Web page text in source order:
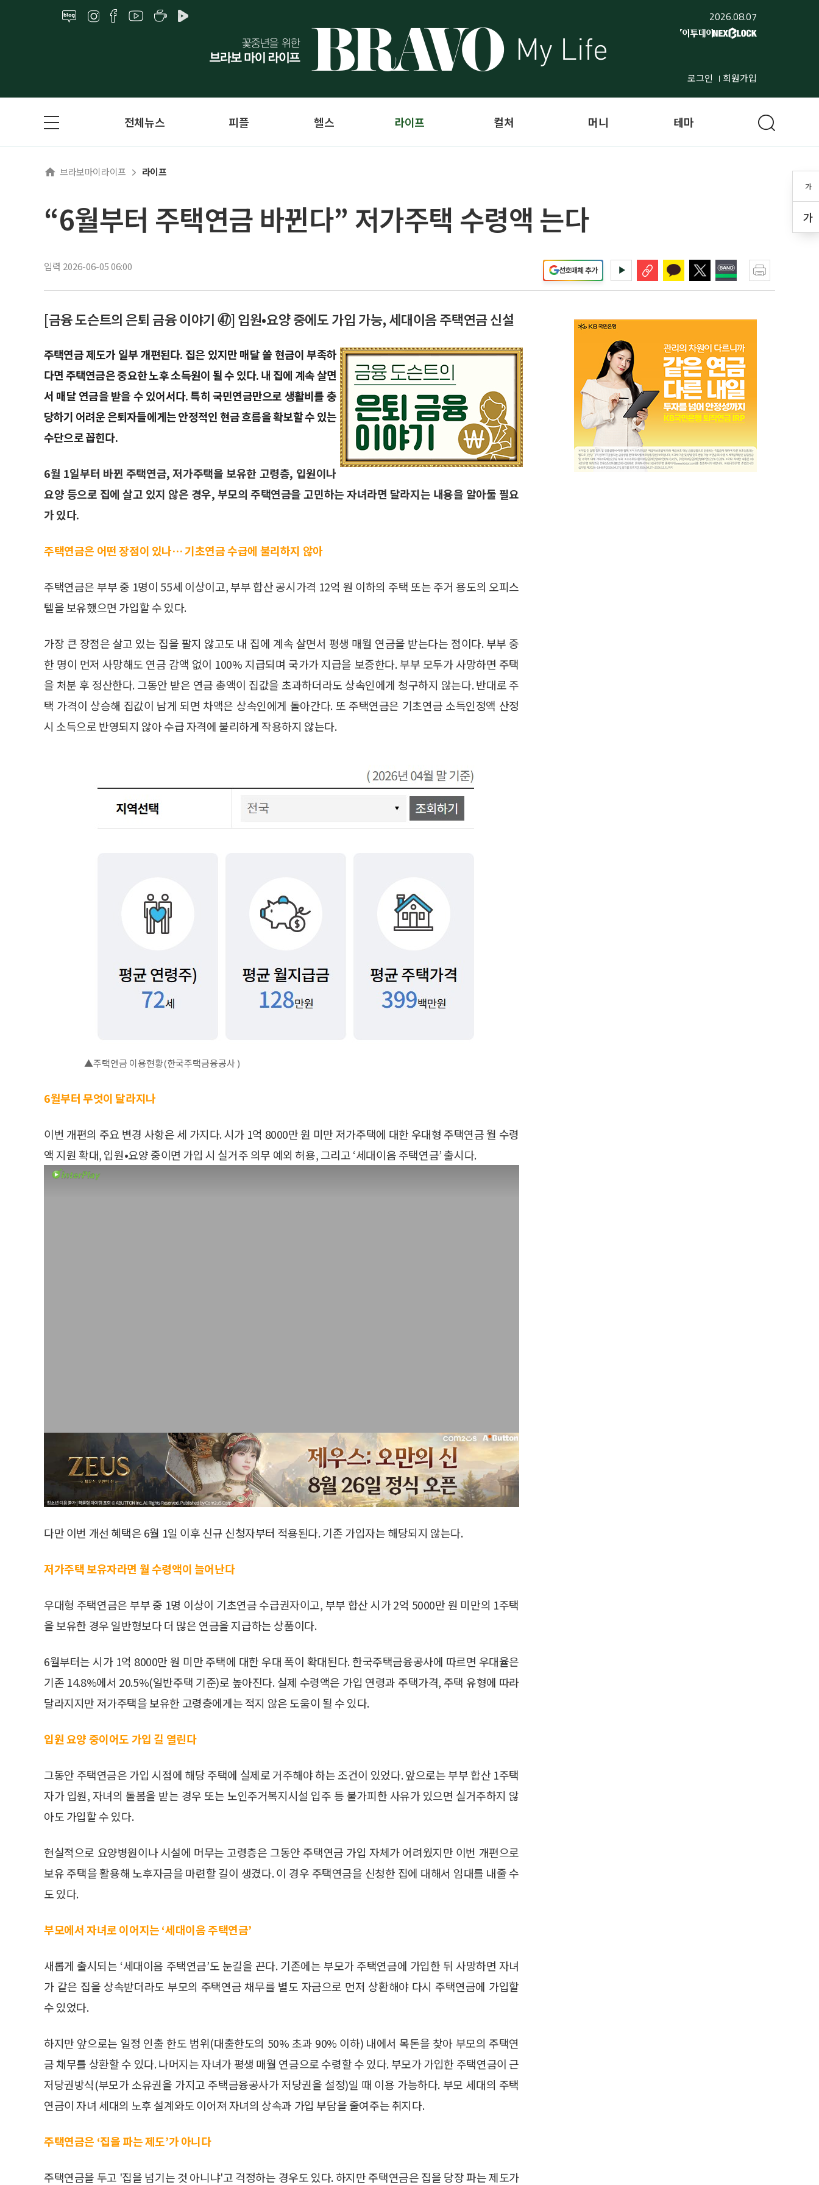
2026.08.07
로그인 회원가입
가
가
전체뉴스 피플 헬스 라이프 컬처 머니 테마
브라보마이라이프 라이프
“6월부터 주택연금 바뀐다” 저가주택 수령액 는다
입력 2026-06-05 06:00 선호매체 추가
[금융 도슨트의 은퇴 금융 이야기 ㊼] 입원•요양 중에도 가입 가능, 세대이음 주택연금 신설
주택연금 제도가 일부 개편된다. 집은 있지만 매달 쓸 현금이 부족하
다면 주택연금은 중요한 노후 소득원이 될 수 있다. 내 집에 계속 살면
서 매달 연금을 받을 수 있어서다. 특히 국민연금만으로 생활비를 충
당하기 어려운 은퇴자들에게는 안정적인 현금 흐름을 확보할 수 있는
수단으로 꼽힌다.
6월 1일부터 바뀐 주택연금, 저가주택을 보유한 고령층, 입원이나
요양 등으로 집에 살고 있지 않은 경우, 부모의 주택연금을 고민하는 자녀라면 달라지는 내용을 알아둘 필요
가 있다.
주택연금은 어떤 장점이 있나… 기초연금 수급에 불리하지 않아
주택연금은 부부 중 1명이 55세 이상이고, 부부 합산 공시가격 12억 원 이하의 주택 또는 주거 용도의 오피스
텔을 보유했으면 가입할 수 있다.
가장 큰 장점은 살고 있는 집을 팔지 않고도 내 집에 계속 살면서 평생 매월 연금을 받는다는 점이다. 부부 중
한 명이 먼저 사망해도 연금 감액 없이 100% 지급되며 국가가 지급을 보증한다. 부부 모두가 사망하면 주택
을 처분 후 정산한다. 그동안 받은 연금 총액이 집값을 초과하더라도 상속인에게 청구하지 않는다. 반대로 주
택 가격이 상승해 집값이 남게 되면 차액은 상속인에게 돌아간다. 또 주택연금은 기초연금 소득인정액 산정
시 소득으로 반영되지 않아 수급 자격에 불리하게 작용하지 않는다.
▲주택연금 이용현황(한국주택금융공사 )
6월부터 무엇이 달라지나
이번 개편의 주요 변경 사항은 세 가지다. 시가 1억 8000만 원 미만 저가주택에 대한 우대형 주택연금 월 수령
액 지원 확대, 입원•요양 중이면 가입 시 실거주 의무 예외 허용, 그리고 ‘세대이음 주택연금’ 출시다.
다만 이번 개선 혜택은 6월 1일 이후 신규 신청자부터 적용된다. 기존 가입자는 해당되지 않는다.
저가주택 보유자라면 월 수령액이 늘어난다
우대형 주택연금은 부부 중 1명 이상이 기초연금 수급권자이고, 부부 합산 시가 2억 5000만 원 미만의 1주택
을 보유한 경우 일반형보다 더 많은 연금을 지급하는 상품이다.
6월부터는 시가 1억 8000만 원 미만 주택에 대한 우대 폭이 확대된다. 한국주택금융공사에 따르면 우대율은
기존 14.8%에서 20.5%(일반주택 기준)로 높아진다. 실제 수령액은 가입 연령과 주택가격, 주택 유형에 따라
달라지지만 저가주택을 보유한 고령층에게는 적지 않은 도움이 될 수 있다.
입원 요양 중이어도 가입 길 열린다
그동안 주택연금은 가입 시점에 해당 주택에 실제로 거주해야 하는 조건이 있었다. 앞으로는 부부 합산 1주택
자가 입원, 자녀의 돌봄을 받는 경우 또는 노인주거복지시설 입주 등 불가피한 사유가 있으면 실거주하지 않
아도 가입할 수 있다.
현실적으로 요양병원이나 시설에 머무는 고령층은 그동안 주택연금 가입 자체가 어려웠지만 이번 개편으로
보유 주택을 활용해 노후자금을 마련할 길이 생겼다. 이 경우 주택연금을 신청한 집에 대해서 임대를 내줄 수
도 있다.
부모에서 자녀로 이어지는 ‘세대이음 주택연금’
새롭게 출시되는 ‘세대이음 주택연금’도 눈길을 끈다. 기존에는 부모가 주택연금에 가입한 뒤 사망하면 자녀
가 같은 집을 상속받더라도 부모의 주택연금 채무를 별도 자금으로 먼저 상환해야 다시 주택연금에 가입할
수 있었다.
하지만 앞으로는 일정 인출 한도 범위(대출한도의 50% 초과 90% 이하) 내에서 목돈을 찾아 부모의 주택연
금 채무를 상환할 수 있다. 나머지는 자녀가 평생 매월 연금으로 수령할 수 있다. 부모가 가입한 주택연금이 근
저당권방식(부모가 소유권을 가지고 주택금융공사가 저당권을 설정)일 때 이용 가능하다. 부모 세대의 주택
연금이 자녀 세대의 노후 설계와도 이어져 자녀의 상속과 가입 부담을 줄여주는 취지다.
주택연금은 ‘집을 파는 제도’가 아니다
주택연금을 두고 '집을 넘기는 것 아니냐'고 걱정하는 경우도 있다. 하지만 주택연금은 집을 당장 파는 제도가